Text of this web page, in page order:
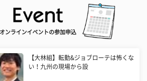
オンラインイベントの参加申込
【大林組】転勤&ジョブローテは怖くな
い！九州の現場から設